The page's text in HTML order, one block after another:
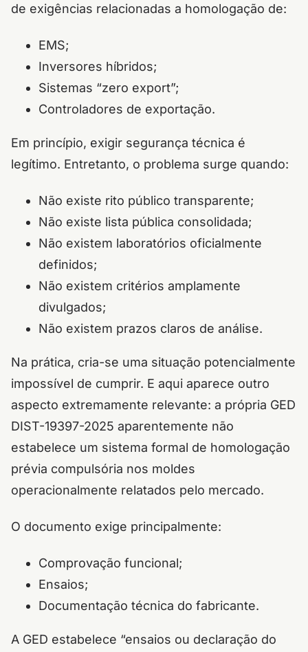
de exigências relacionadas a homologação de:
EMS;
Inversores híbridos;
Sistemas “zero export”;
Controladores de exportação.
Em princípio, exigir segurança técnica é
legítimo. Entretanto, o problema surge quando:
Não existe rito público transparente;
Não existe lista pública consolidada;
Não existem laboratórios oficialmente
definidos;
Não existem critérios amplamente
divulgados;
Não existem prazos claros de análise.
Na prática, cria-se uma situação potencialmente
impossível de cumprir. E aqui aparece outro
aspecto extremamente relevante: a própria GED
DIST-19397-2025 aparentemente não
estabelece um sistema formal de homologação
prévia compulsória nos moldes
operacionalmente relatados pelo mercado.
O documento exige principalmente:
Comprovação funcional;
Ensaios;
Documentação técnica do fabricante.
A GED estabelece “ensaios ou declaração do